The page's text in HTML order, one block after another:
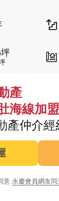
產
海線加
產仲介經
意 永慶會員網友同